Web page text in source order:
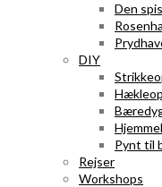
Den
DIY
Pynt til
Rejser
Workshops